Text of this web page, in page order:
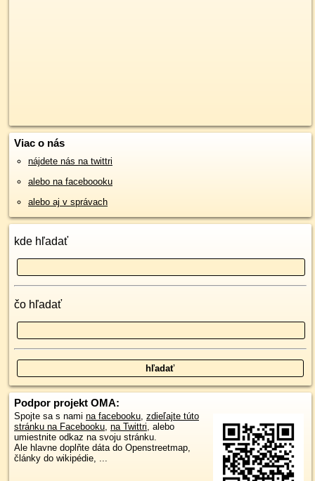
Viac o nás
nájdete nás na twittri
alebo na faceboooku
alebo aj v správach
kde hľadať
čo hľadať
Podpor projekt OMA:
Spojte sa s nami na facebooku, zdieľajte túto
stránku na Facebooku, na Twittri, alebo
umiestnite odkaz na svoju stránku.
Ale hlavne doplňte dáta do Openstreetmap,
články do wikipédie, ...